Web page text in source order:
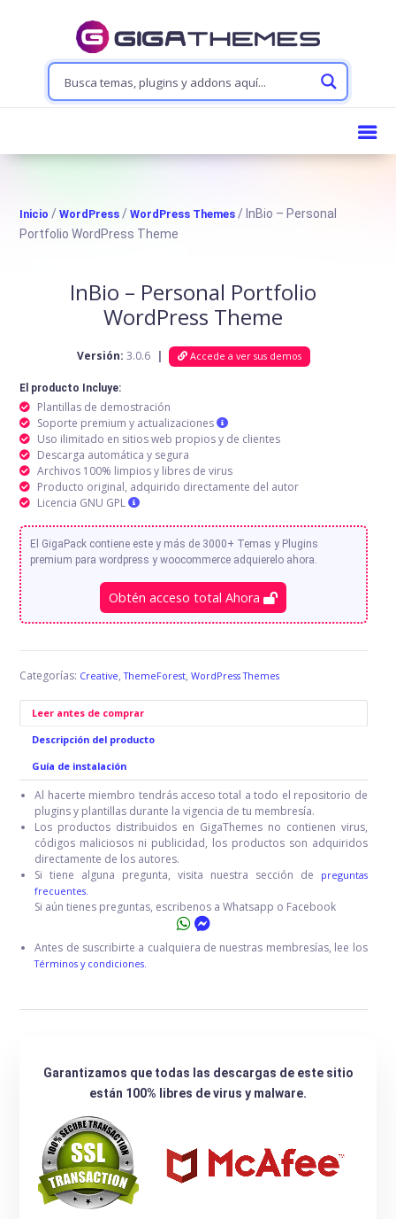
Inicio /WordPress /WordPress Themes / InBio – Personal
Portfolio WordPress Theme
InBio – Personal Portfolio
WordPress Theme
Versión: 3.0.6 | Accede a ver sus demos
El producto Incluye:
Plantillas de demostración
Soporte premium y actualizaciones
Uso ilimitado en sitios web propios y de clientes
Descarga automática y segura
Archivos 100% limpios y libres de virus
Producto original, adquirido directamente del autor
Licencia GNU GPL
El GigaPack contiene este y más de 3000+ Temas y Plugins
premium para wordpress y woocommerce adquierelo ahora.
Obtén acceso total Ahora
Categorías: Creative,ThemeForest,WordPress Themes
Leer antes de comprar
Descripción del producto
Guía de instalación
Al hacerte miembro tendrás acceso total a todo el repositorio de
plugins y plantillas durante la vigencia de tu membresía.
Los productos distribuidos en GigaThemes no contienen virus,
códigos maliciosos ni publicidad, los productos son adquiridos
directamente de los autores.
Si tiene alguna pregunta, visita nuestra sección de
preguntas
frecuentes.
Si aún tienes preguntas, escribenos a Whatsapp o Facebook
Antes de suscribirte a cualquiera de nuestras membresías, lee los
Términos y condiciones.
Garantizamos que todas las descargas de este sitio
están 100% libres de virus y malware.